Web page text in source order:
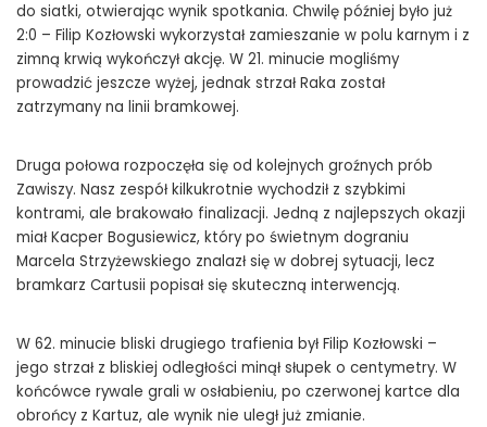
do siatki, otwierając wynik spotkania. Chwilę później było już
2:0 – Filip Kozłowski wykorzystał zamieszanie w polu karnym i z
zimną krwią wykończył akcję. W 21. minucie mogliśmy
prowadzić jeszcze wyżej, jednak strzał Raka został
zatrzymany na linii bramkowej.
Druga połowa rozpoczęła się od kolejnych groźnych prób
Zawiszy. Nasz zespół kilkukrotnie wychodził z szybkimi
kontrami, ale brakowało finalizacji. Jedną z najlepszych okazji
miał Kacper Bogusiewicz, który po świetnym dograniu
Marcela Strzyżewskiego znalazł się w dobrej sytuacji, lecz
bramkarz Cartusii popisał się skuteczną interwencją.
W 62. minucie bliski drugiego trafienia był Filip Kozłowski –
jego strzał z bliskiej odległości minął słupek o centymetry. W
końcówce rywale grali w osłabieniu, po czerwonej kartce dla
obrońcy z Kartuz, ale wynik nie uległ już zmianie.